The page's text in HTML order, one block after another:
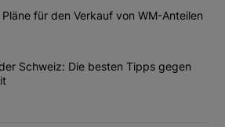
Liste der am meisten kommentierten
Titel "Fifa verwirft Pläne für den
für den Verkauf von WM-Anteilen
Titel "Tanken in der Schweiz: Die
Schweiz: Die besten Tipps gegen